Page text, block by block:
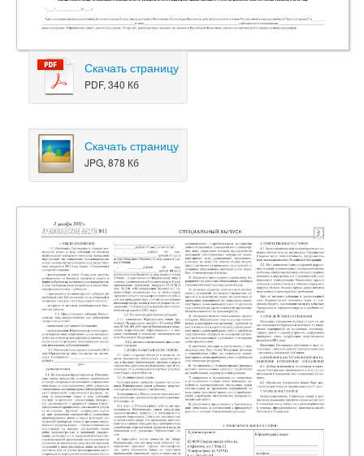
Скачать страницу
PDF, 340 Кб
Скачать страницу
JPG, 878 Кб